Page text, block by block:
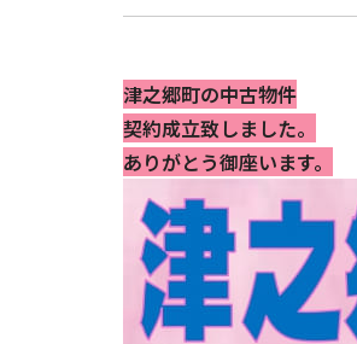
津之郷町の中古物件
契約成立致しました。
ありがとう御座います。